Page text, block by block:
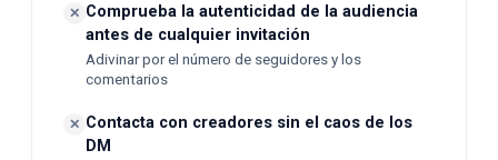
✕ Comprueba la autenticidad de la audiencia
antes de cualquier invitación
Adivinar por el número de seguidores y los
comentarios
✕ Contacta con creadores sin el caos de los
DM